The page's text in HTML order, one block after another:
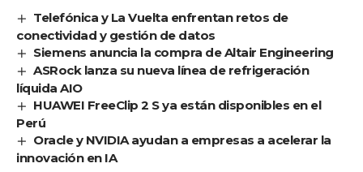
Telefónica y La Vuelta enfrentan retos de
conectividad y gestión de datos
Siemens anuncia la compra de Altair Engineering
ASRock lanza su nueva línea de refrigeración
líquida AIO
HUAWEI FreeClip 2 S ya están disponibles en el
Perú
Oracle y NVIDIA ayudan a empresas a acelerar la
innovación en IA